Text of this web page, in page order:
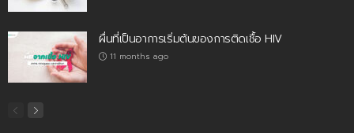
ผื่นที่เป็นอาการเริ่มต้นของการติดเชื้อ HIV
11 months ago